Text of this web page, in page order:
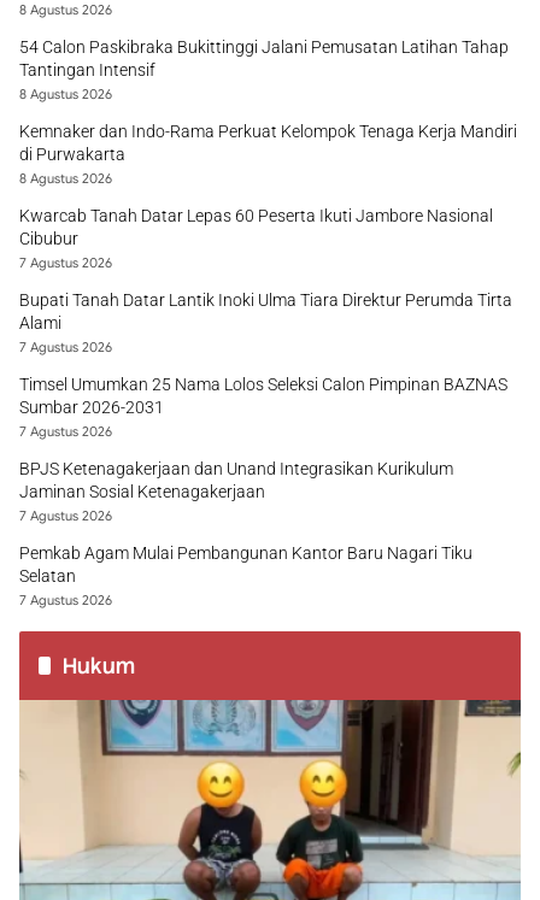
8 Agustus 2026
54 Calon Paskibraka Bukittinggi Jalani Pemusatan Latihan Tahap
Tantingan Intensif
8 Agustus 2026
Kemnaker dan Indo-Rama Perkuat Kelompok Tenaga Kerja Mandiri
di Purwakarta
8 Agustus 2026
Kwarcab Tanah Datar Lepas 60 Peserta Ikuti Jambore Nasional
Cibubur
7 Agustus 2026
Bupati Tanah Datar Lantik Inoki Ulma Tiara Direktur Perumda Tirta
Alami
7 Agustus 2026
Timsel Umumkan 25 Nama Lolos Seleksi Calon Pimpinan BAZNAS
Sumbar 2026-2031
7 Agustus 2026
BPJS Ketenagakerjaan dan Unand Integrasikan Kurikulum
Jaminan Sosial Ketenagakerjaan
7 Agustus 2026
Pemkab Agam Mulai Pembangunan Kantor Baru Nagari Tiku
Selatan
7 Agustus 2026
Hukum